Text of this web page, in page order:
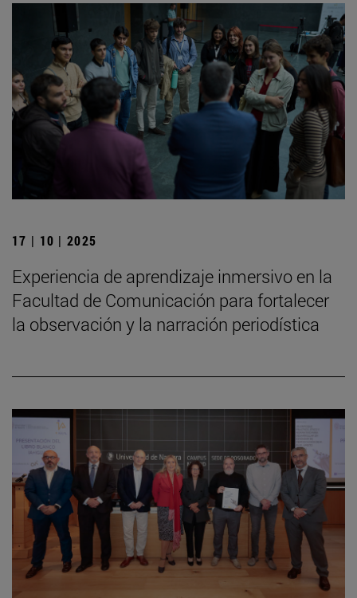
17 | 10 | 2025
Experiencia de aprendizaje inmersivo en la
Facultad de Comunicación para fortalecer
la observación y la narración periodística